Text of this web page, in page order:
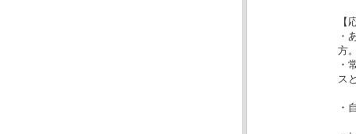
【
・
方
・
ス
・